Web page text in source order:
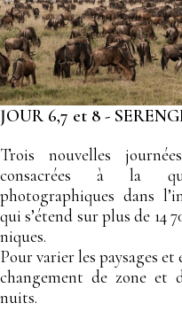
JOUR 6,7 et 8 -
Trois nouvelles
consacrées à la
photographiques dans
qui s’étend sur plus de 14
niques.
Pour varier les paysages
changement de zone et
nuits.